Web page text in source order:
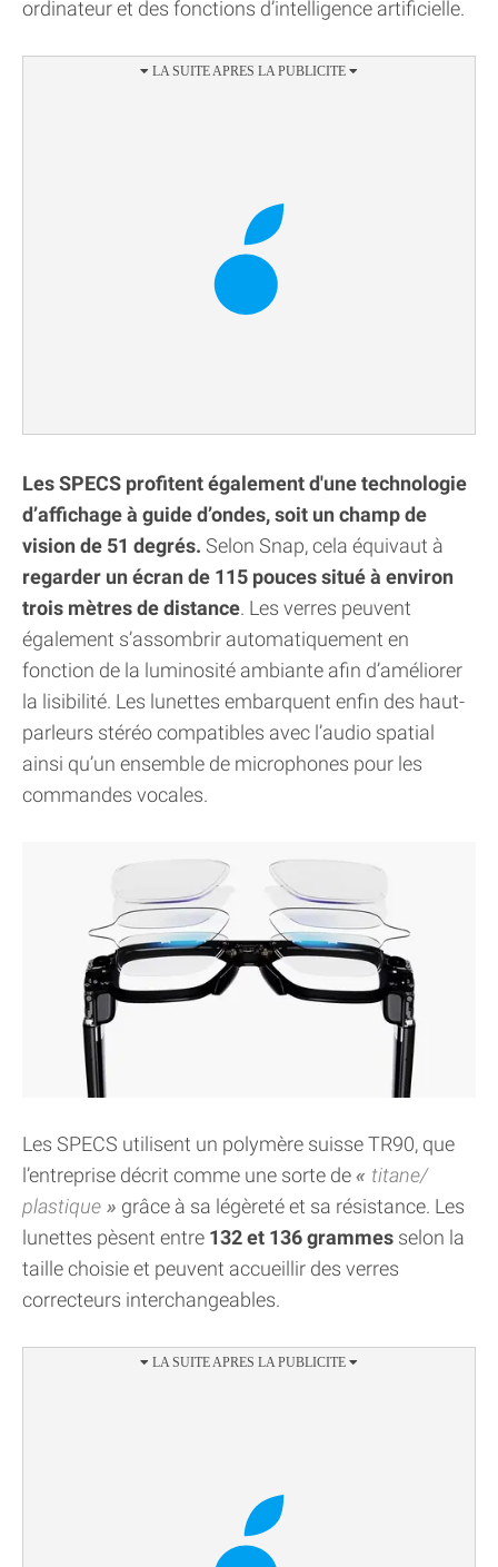
ordinateur et des fonctions d’intelligence artificielle.
Les SPECS profitent également d'une technologie
d’affichage à guide d’ondes, soit un champ de
vision de 51 degrés. Selon Snap, cela équivaut à
regarder un écran de 115 pouces situé à environ
trois mètres de distance. Les verres peuvent
également s’assombrir automatiquement en
fonction de la luminosité ambiante afin d’améliorer
la lisibilité. Les lunettes embarquent enfin des haut-
parleurs stéréo compatibles avec l’audio spatial
ainsi qu’un ensemble de microphones pour les
commandes vocales.
Les SPECS utilisent un polymère suisse TR90, que
l’entreprise décrit comme une sorte de
titane/
plastique
grâce à sa légèreté et sa résistance. Les
lunettes pèsent entre 132 et 136 grammes selon la
taille choisie et peuvent accueillir des verres
correcteurs interchangeables.